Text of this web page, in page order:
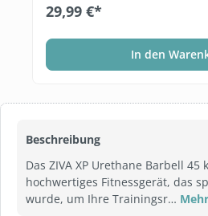
Beschreibung
Das ZIVA XP Urethane Barbell 45
hochwertiges Fitnessgerät, das
wurde, um Ihre Trainingsr… Mehr
29,99 €*
In den